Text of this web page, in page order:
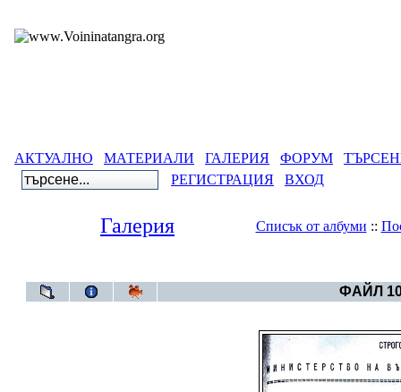
АКТУАЛНО МАТЕРИАЛИ ГАЛЕРИЯ ФОРУМ
РЕГИСТРАЦИЯ
ВХОД
Галерия Списък от албуми ::
ФАЙЛ